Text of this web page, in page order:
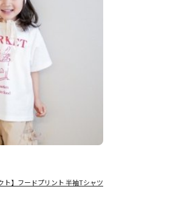
ト】フードプリント 半袖Tシャツ